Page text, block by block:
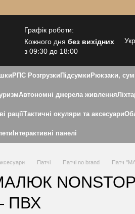
Графік роботи:
Кожного днябез вихідних
з 09:30 до 18:00
Укр
РПС Розгрузки Підсумки Рюкзаки,
Автономні джерела живлення
раціїТактичні окуляри та аксесуари
Інтерактивні панелі
Патчі Патчі no brand Патч
ПВХ